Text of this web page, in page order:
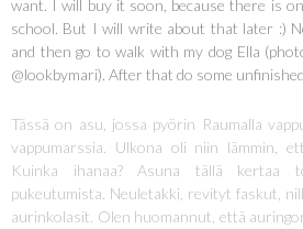
want. I will buy it soon, because there is
school. But I will write about that later :)
and then go to walk with my dog Ella
@lookbymari). After that do some
Tässä on asu, jossa pyörin Raumalla
vappumarssia. Ulkona oli niin lämmin,
Kuinka ihanaa? Asuna tällä kertaa
pukeutumista. Neuletakki, revityt faskut,
aurinkolasit. Olen huomannut, että